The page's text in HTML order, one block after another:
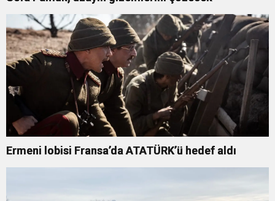
Ermeni lobisi Fransa’da ATATÜRK’ü hedef aldı